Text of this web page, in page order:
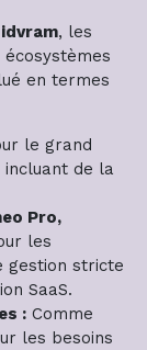
idvram, les
en termes
le grand
de la
Pro,
les
gestion stricte
SaaS.
: Comme
les besoins